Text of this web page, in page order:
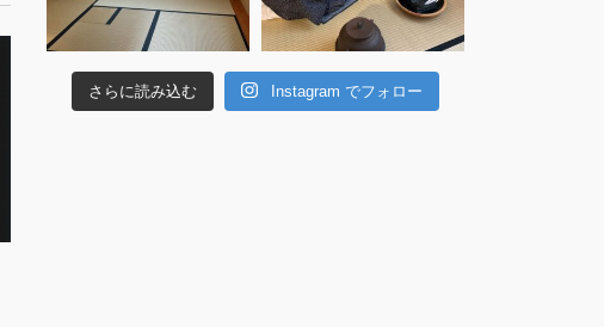
さらに読み込む Instagram でフォロー